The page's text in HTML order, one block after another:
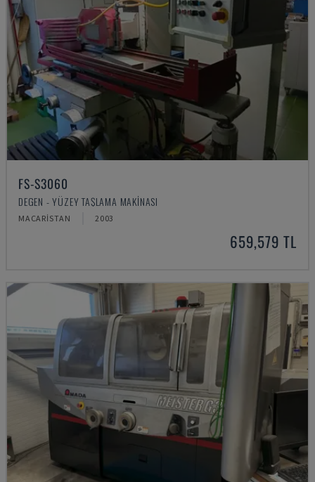
FS-S3060
DEGEN - YÜZEY TAŞLAMA MAKINASI
MACARISTAN 2003
659,579 TL